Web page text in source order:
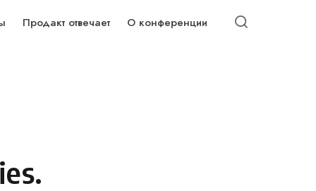
Продакт отвечает О конференции